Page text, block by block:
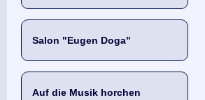
Salon "Eugen Doga"
Auf die Musik horchen